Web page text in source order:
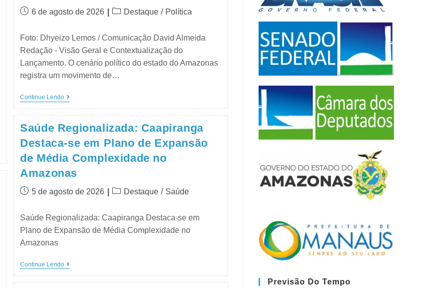
6 de agosto de 2026 Destaque / Política
Foto: Dhyeizo Lemos / Comunicação David Almeida
Redação - Visão Geral e Contextualização do
Lançamento. O cenário político do estado do Amazonas
registra um movimento de…
Continue Lendo
Saúde Regionalizada: Caapiranga
Destaca-se em Plano de Expansão
de Média Complexidade no
Amazonas
5 de agosto de 2026 Destaque / Saúde
Saúde Regionalizada: Caapiranga Destaca-se em
Plano de Expansão de Média Complexidade no
Amazonas
Continue Lendo
Previsão Do Tempo